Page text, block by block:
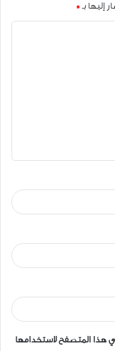
إليها بـ*
هذا المتصفح لاستخدامها